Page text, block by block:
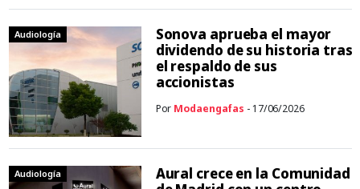
Audiología
Sonova aprueba el mayor
dividendo de su historia tras
el respaldo de sus
accionistas
Por Modaengafas - 17/06/2026
Audiología
Aural crece en la Comunidad